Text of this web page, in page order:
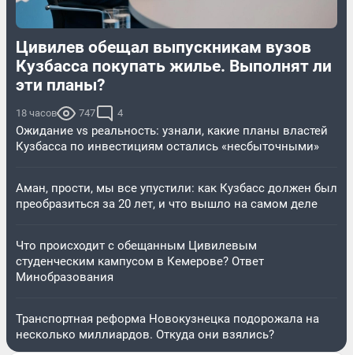
Цивилев обещал выпускникам вузов
Кузбасса покупать жилье. Выполнят ли
эти планы?
18 часов 747 4
Ожидание vs реальность: узнали, какие планы властей
Кузбасса по инвестициям остались «несбыточными»
Аман, прости, мы все упустили: как Кузбасс должен был
преобразиться за 20 лет, и что вышло на самом деле
Что происходит с обещанным Цивилевым
студенческим кампусом в Кемерове? Ответ
Минобразования
Транспортная реформа Новокузнецка подорожала на
несколько миллиардов. Откуда они взялись?